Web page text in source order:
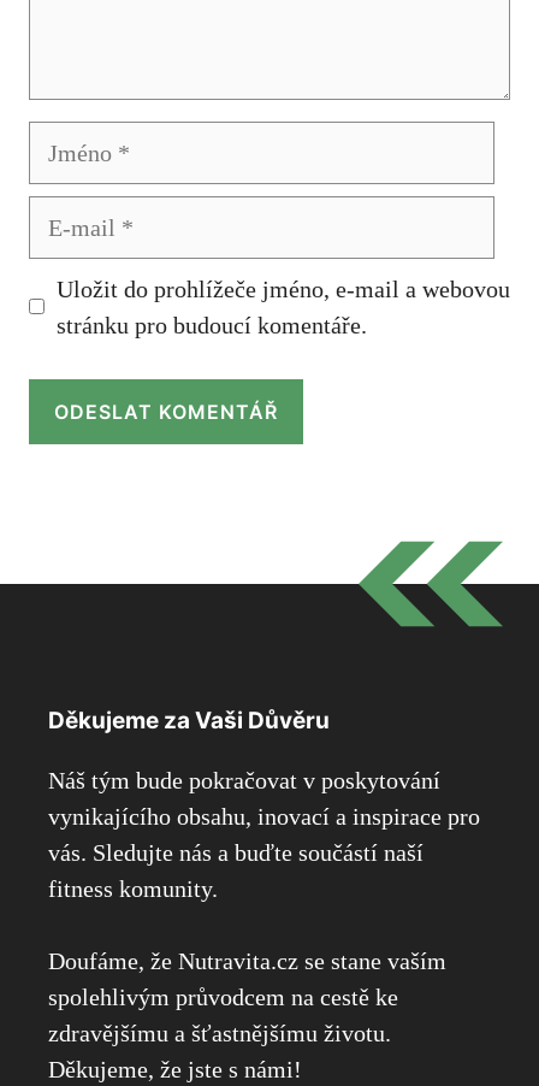
Jméno
Uložit do prohlížeče jméno, e-mail a webovou
stránku pro budoucí komentáře.
Děkujeme za Vaši Důvěru
Náš tým bude pokračovat v poskytování
vynikajícího obsahu, inovací a inspirace pro
vás. Sledujte nás a buďte součástí naší
fitness komunity.
Doufáme, že Nutravita.cz se stane vaším
spolehlivým průvodcem na cestě ke
zdravějšímu a šťastnějšímu životu.
Děkujeme, že jste s námi!